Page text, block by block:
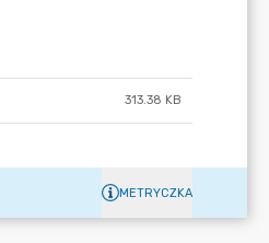
313.38 KB
METRYCZKA